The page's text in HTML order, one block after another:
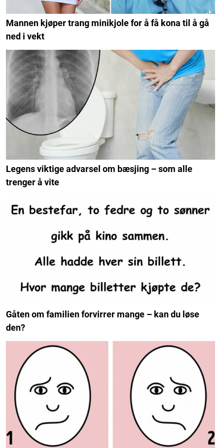
Mannen kjøper trang minikjole for å få kona til å gå
ned i vekt
Legens viktige advarsel om bæsjing – som alle
trenger å vite
Gåten om familien forvirrer mange – kan du løse
den?